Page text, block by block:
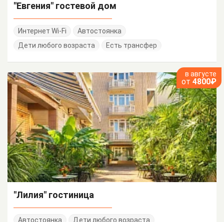
"Евгения" гостевой дом
Интернет Wi-Fi
Автостоянка
Дети любого возраста
Есть трансфер
в августе
от 4800₽
"Лилия" гостиница
Автостоянка Дети любого возраста